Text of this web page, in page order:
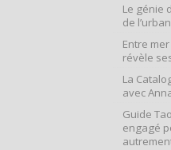
Le génie
de
Entre
révèle
La
avec
Guide
engagé